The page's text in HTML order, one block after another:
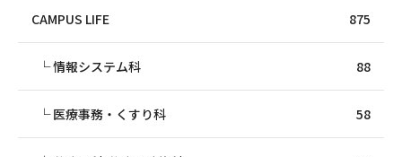
CAMPUS LIFE 875
情報システム科 88
医療事務・くすり科 58